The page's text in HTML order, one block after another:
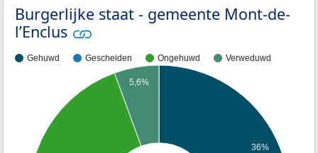
Burgerlijke staat - gemeente Mont-de-
l’Enclus
Gehuwd Gescheiden Ongehuwd Verweduwd
36%
5,6%